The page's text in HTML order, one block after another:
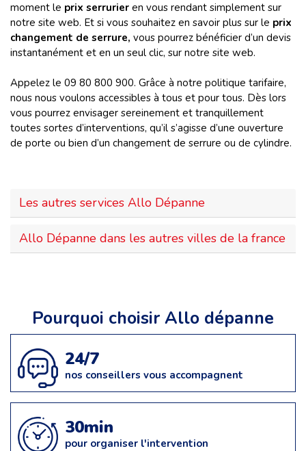
moment le prix serrurier en vous rendant simplement sur
notre site web. Et si vous souhaitez en savoir plus sur le prix
changement de serrure, vous pourrez bénéficier d’un devis
instantanément et en un seul clic, sur notre site web.
Appelez le 09 80 800 900. Grâce à notre politique tarifaire,
nous nous voulons accessibles à tous et pour tous. Dès lors
vous pourrez envisager sereinement et tranquillement
toutes sortes d’interventions, qu’il s’agisse d’une ouverture
de porte ou bien d’un changement de serrure ou de cylindre.
Les autres services Allo Dépanne
Allo Dépanne dans les autres villes de la france
Pourquoi choisir Allo dépanne
24/7
nos conseillers vous accompagnent
30min
pour organiser l'intervention